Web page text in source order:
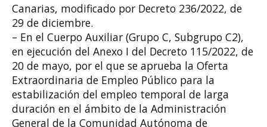
Canarias, modificado por Decreto 236/2022, de
29 de diciembre.
– En el Cuerpo Auxiliar (Grupo C, Subgrupo C2),
en ejecución del Anexo I del Decreto 115/2022, de
20 de mayo, por el que se aprueba la Oferta
Extraordinaria de Empleo Público para la
estabilización del empleo temporal de larga
duración en el ámbito de la Administración
General de la Comunidad Autónoma de